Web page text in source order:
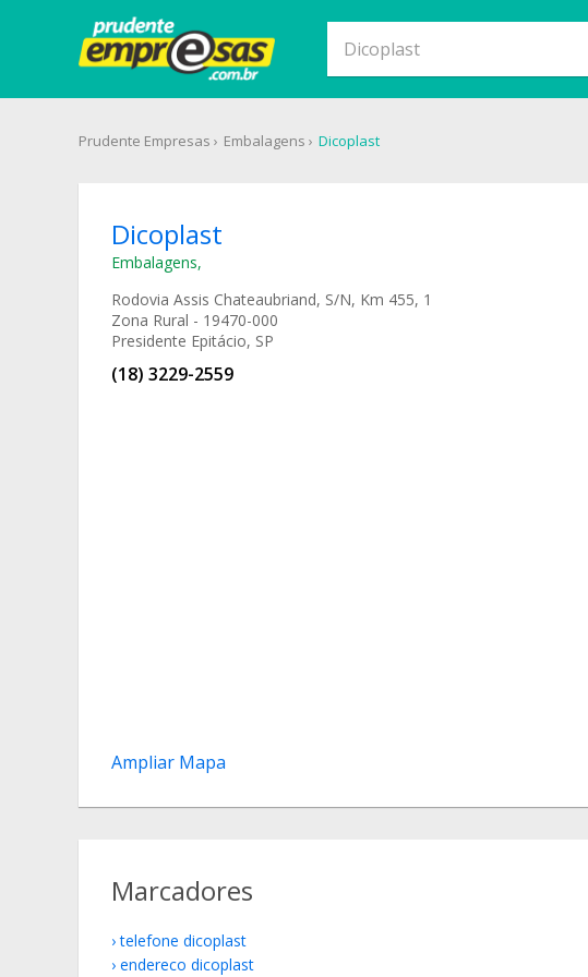
Prudente Empresas Embalagens Dicoplast
Dicoplast
Embalagens,
Rodovia Assis Chateaubriand, S/N, Km 455, 1
Zona Rural - 19470-000
Presidente Epitácio, SP
(18) 3229-2559
Ampliar Mapa
Marcadores
telefone dicoplast
endereco dicoplast